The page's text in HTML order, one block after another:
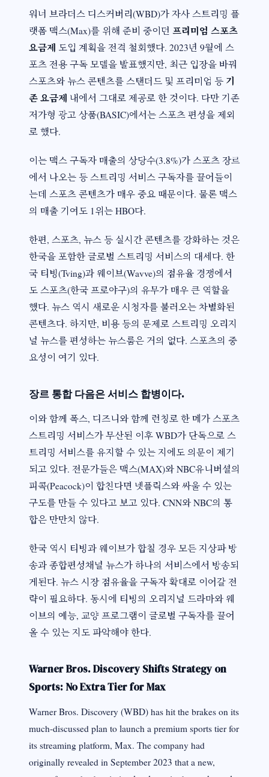
워너 브라더스 디스커버리(WBD)가 자사 스트리밍 플
랫폼 맥스(Max)를 위해 준비 중이던 프리미엄 스포츠
요금제 도입 계획을 전격 철회했다. 2023년 9월에 스
포츠 전용 구독 모델을 발표했지만, 최근 입장을 바꿔
스포츠와 뉴스 콘텐츠를 스탠더드 및 프리미엄 등 기
존 요금제 내에서 그대로 제공로 한 것이다. 다만 기존
저가형 광고 상품(BASIC)에서는 스포츠 편성을 제외
로 했다.
이는 맥스 구독자 매출의 상당수(3.8%)가 스포츠 장르
에서 나오는 등 스트리밍 서비스 구독자를 끌어들이
는데 스포츠 콘텐츠가 매우 중요 때문이다. 물론 맥스
의 매출 기여도 1위는 HBO다.
한편, 스포츠, 뉴스 등 실시간 콘텐츠를 강화하는 것은
한국을 포함한 글로벌 스트리밍 서비스의 대세다. 한
국 티빙(Tving)과 웨이브(Wavve)의 점유율 경쟁에서
도 스포츠(한국 프로야구)의 유무가 매우 큰 역할을
했다. 뉴스 역시 새로운 시청자를 불러오는 차별화된
콘텐츠다. 하지만, 비용 등의 문제로 스트리밍 오리지
널 뉴스를 편성하는 뉴스룸은 거의 없다. 스포츠의 중
요성이 여기 있다.
장르 통합 다음은 서비스 합병이다.
이와 함께 폭스, 디즈니와 함께 런칭로 한 메가 스포츠
스트리밍 서비스가 무산된 이후 WBD가 단독으로 스
트리밍 서비스를 유지할 수 있는 지에도 의문이 제기
되고 있다. 전문가들은 맥스(MAX)와 NBC유니버셜의
피콕(Peacock)이 합친다면 넷플릭스와 싸울 수 있는
구도를 만들 수 있다고 보고 있다. CNN와 NBC의 통
합은 만만치 않다.
한국 역시 티빙과 웨이브가 합칠 경우 모든 지상파 방
송과 종합편성채널 뉴스가 하나의 서비스에서 방송되
게된다. 뉴스 시장 점유율을 구독자 확대로 이어갈 전
략이 필요하다. 동시에 티빙의 오리지널 드라마와 웨
이브의 예능, 교양 프로그램이 글로벌 구독자를 끌어
올 수 있는 지도 파악해야 한다.
Warner Bros. Discovery Shifts Strategy on
Sports: No Extra Tier for Max
Warner Bros. Discovery (WBD) has hit the brakes on its
much-discussed plan to launch a premium sports tier for
its streaming platform, Max. The company had
originally revealed in September 2023 that a new,